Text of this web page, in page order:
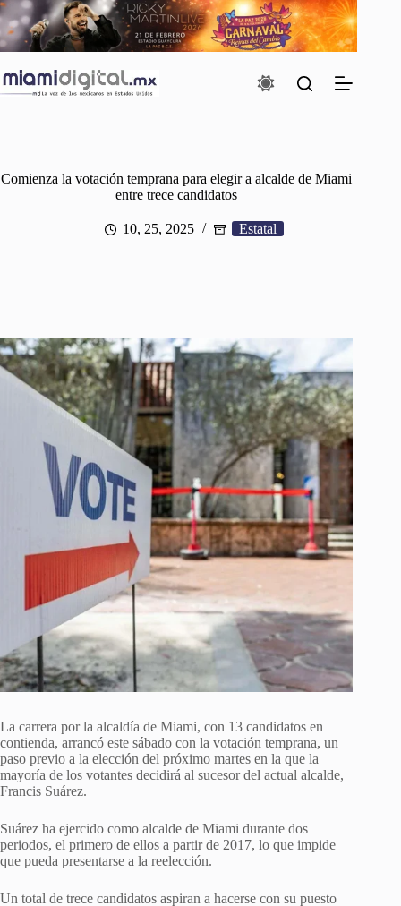
Saltar
al
contenido
Comienza la votación temprana para elegir a alcalde de Miami
entre trece candidatos
10, 25, 2025 Estatal
La carrera por la alcaldía de Miami, con 13 candidatos en
contienda, arrancó este sábado con la votación temprana, un
paso previo a la elección del próximo martes en la que la
mayoría de los votantes decidirá al sucesor del actual alcalde,
Francis Suárez.
Suárez ha ejercido como alcalde de Miami durante dos
periodos, el primero de ellos a partir de 2017, lo que impide
que pueda presentarse a la reelección.
Un total de trece candidatos aspiran a hacerse con su puesto